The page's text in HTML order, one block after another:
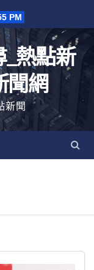
PM
熱點新
網
新聞